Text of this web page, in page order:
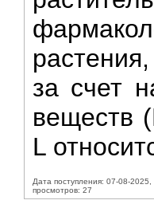
за счет
веществ
L
Дата поступления: 07-08-2025,
просмотров: 27